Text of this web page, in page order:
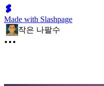
Made with Slashpage
작은 나팔수